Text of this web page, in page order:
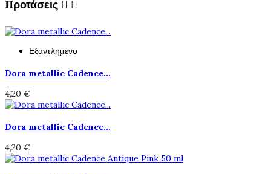
Προτάσεις  
Εξαντλημένο
Dora metallic Cadence...
4,20 €
Dora metallic Cadence...
4,20 €